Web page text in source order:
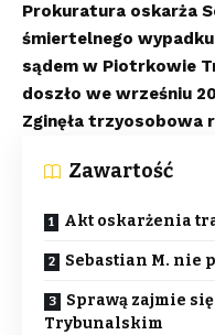
Prokuratura oskarża
śmiertelnego
sądem w Piotrkowie
doszło we wrześniu
Zginęła trzyosobowa
Zawartość
Akt oskarżenia
Sebastian M. nie
Sprawą zajmie
Trybunalskim